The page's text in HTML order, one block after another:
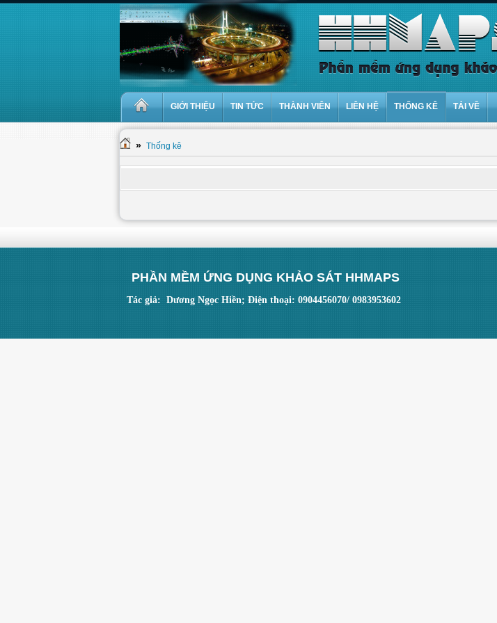
GIỚI THIỆU TIN TỨC THÀNH VIÊN LIÊN HỆ THỐNG KÊ TẢI VỀ
» Thống kê
PHẦN MỀM ỨNG DỤNG KHẢO SÁT HHMAPS
Tác giả: Dương Ngọc Hiền; Điện thoại: 0904456070/ 0983953602